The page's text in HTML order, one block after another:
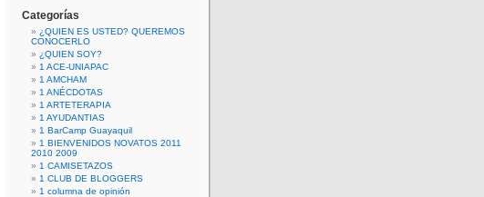
Categorías
¿QUIEN ES USTED? QUEREMOS
CONOCERLO
¿QUIEN SOY?
1 ACE-UNIAPAC
1 AMCHAM
1 ANÉCDOTAS
1 ARTETERAPIA
1 AYUDANTIAS
1 BarCamp Guayaquil
1 BIENVENIDOS NOVATOS 2011
2010 2009
1 CAMISETAZOS
1 CLUB DE BLOGGERS
1 columna de opinión